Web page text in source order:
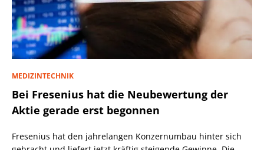
MEDIZINTECHNIK
Bei Fresenius hat die Neubewertung der
Aktie gerade erst begonnen
Fresenius hat den jahrelangen Konzernumbau hinter sich